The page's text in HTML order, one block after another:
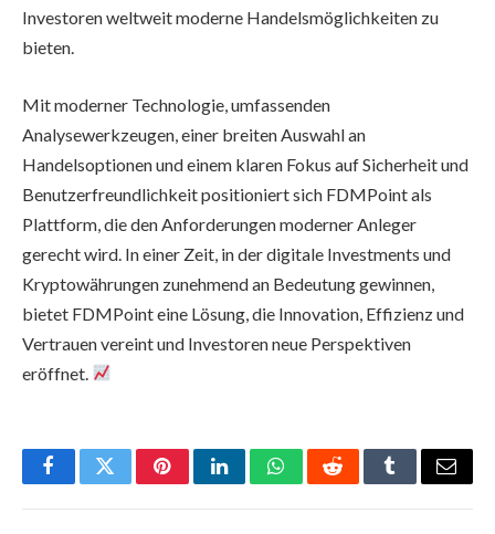
Investoren weltweit moderne Handelsmöglichkeiten zu
bieten.
Mit moderner Technologie, umfassenden
Analysewerkzeugen, einer breiten Auswahl an
Handelsoptionen und einem klaren Fokus auf Sicherheit und
Benutzerfreundlichkeit positioniert sich FDMPoint als
Plattform, die den Anforderungen moderner Anleger
gerecht wird. In einer Zeit, in der digitale Investments und
Kryptowährungen zunehmend an Bedeutung gewinnen,
bietet FDMPoint eine Lösung, die Innovation, Effizienz und
Vertrauen vereint und Investoren neue Perspektiven
eröffnet.
FacebookTwitterPinterestLinkedInWhatsAppRedditTumblrEmail